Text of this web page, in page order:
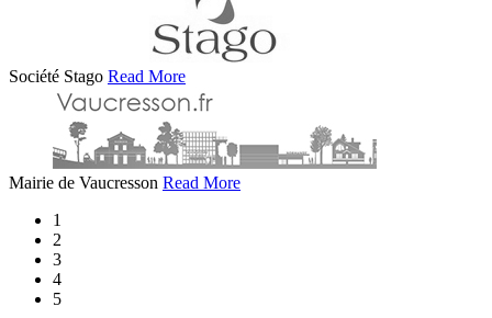
Société Stago Read More
Mairie de Vaucresson Read More
1
2
3
4
5